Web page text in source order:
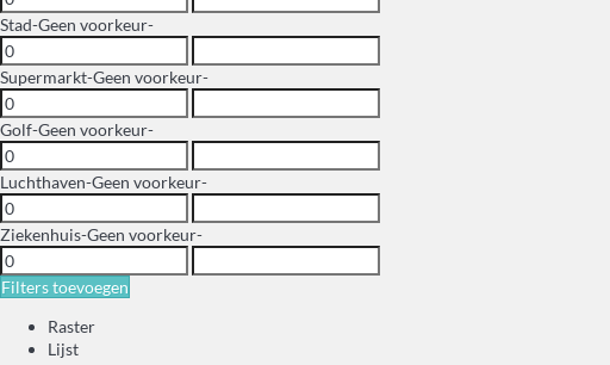
Stad-Geen voorkeur-
Supermarkt-Geen voorkeur-
Golf-Geen voorkeur-
Luchthaven-Geen voorkeur-
Ziekenhuis-Geen voorkeur-
Filters toevoegen
Raster
Lijst